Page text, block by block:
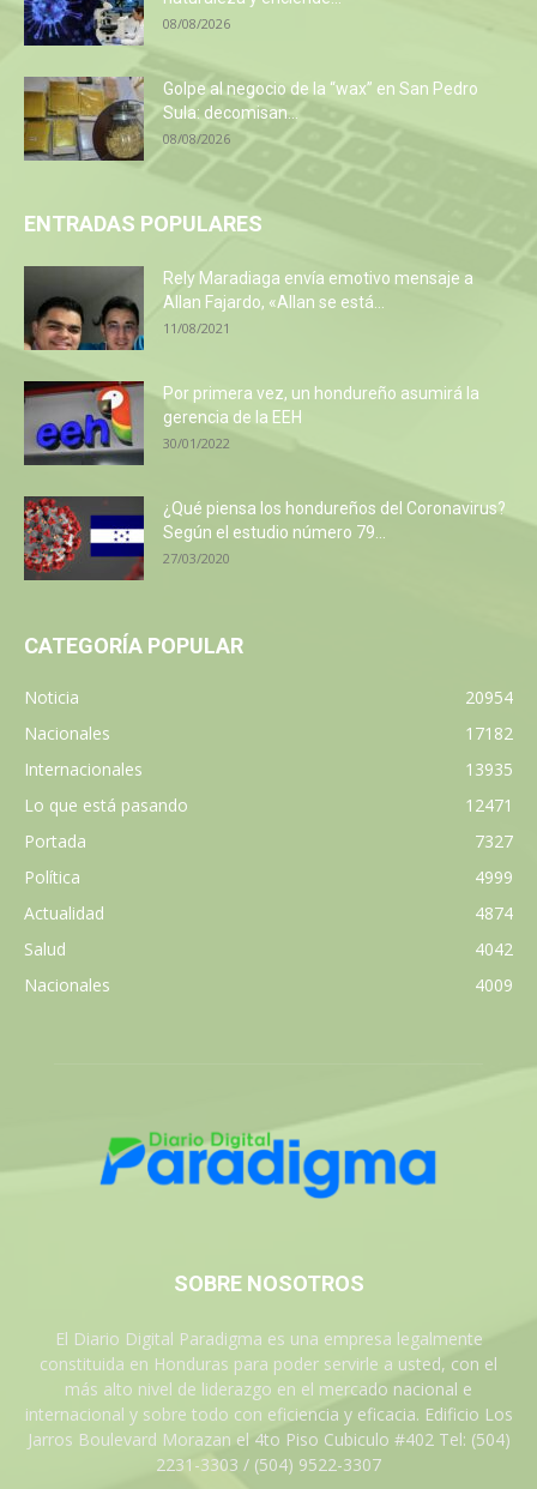
08/08/2026
Golpe al negocio de la “wax” en San Pedro
Sula: decomisan...
08/08/2026
ENTRADAS POPULARES
Rely Maradiaga envía emotivo mensaje a
Allan Fajardo, «Allan se está...
11/08/2021
Por primera vez, un hondureño asumirá la
gerencia de la EEH
30/01/2022
¿Qué piensa los hondureños del Coronavirus?
Según el estudio número 79...
27/03/2020
CATEGORÍA POPULAR
Noticia
20954
Nacionales
17182
Internacionales
13935
Lo que está pasando
12471
Portada
7327
Política
4999
Actualidad
4874
Salud
4042
Nacionales
4009
SOBRE NOSOTROS
El Diario Digital Paradigma es una empresa legalmente
constituida en Honduras para poder servirle a usted, con el
más alto nivel de liderazgo en el mercado nacional e
internacional y sobre todo con eficiencia y eficacia. Edificio Los
Jarros Boulevard Morazan el 4to Piso Cubiculo #402 Tel: (504)
2231-3303 / (504) 9522-3307